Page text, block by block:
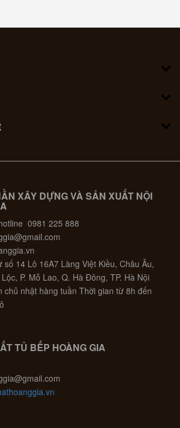
XÂY DỰNG VÀ SẢN XUẤT NỘI
0981 225 888
số 14 Lô 16A7 Làng Việt Kiều, Châu Âu,
P. Mỗ Lao, Q. Hà Đông, TP. Hà Nội
chủ nhật hàng tuần Thời gian từ 8h đến
TỦ BẾP HOÀNG GIA